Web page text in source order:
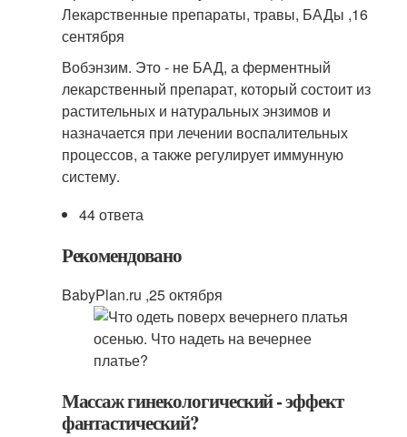
Лекарственные препараты, травы, БАДы ,16
сентября
Вобэнзим. Это - не БАД, а ферментный
лекарственный препарат, который состоит из
растительных и натуральных энзимов и
назначается при лечении воспалительных
процессов, а также регулирует иммунную
систему.
44 ответа
Рекомендовано
BabyPlan.ru ,25 октября
Массаж гинекологический - эффект
фантастический?